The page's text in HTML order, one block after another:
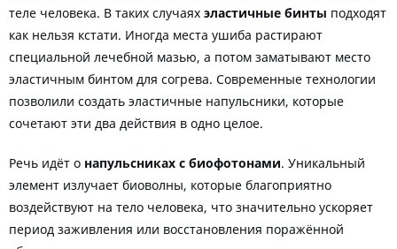
теле человека. В таких случаяхэластичные бинты подходят
как нельзя кстати. Иногда места ушиба растирают
специальной лечебной мазью, а потом заматывают место
эластичным бинтом для согрева. Современные технологии
позволили создать эластичные напульсники, которые
сочетают эти два действия в одно целое.
Речь идёт о напульсниках с биофотонами. Уникальный
элемент излучает биоволны, которые благоприятно
воздействуют на тело человека, что значительно ускоряет
период заживления или восстановления поражённой